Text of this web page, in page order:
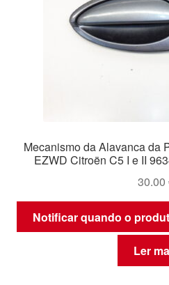
Mecanismo da Alavanca da
EZWD Citroën C5 I e II
30.00
Notificar quando o
Ler